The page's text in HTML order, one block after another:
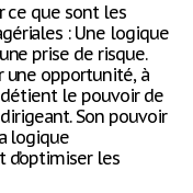
ce que sont les
: Une logique
prise de risque.
une opportunité, à
le pouvoir de
Son pouvoir
logique
les